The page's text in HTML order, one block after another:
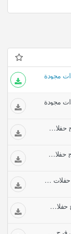
مجودة
مجودة
ماتيسر من سورة الكهف عبد العزيز علي فرج حفلات تلاوات مجودة
ماتيسر من سورة القيامة عبد العزيز علي فرج حفلات تلاوات مجودة
ماتيسر من سورة مريم عبد العزيز علي فرج حفلات تلاوات مجودة
ماتيسر من سورة الحديد عبد العزيز علي فرج حفلات تلاوات مجودة